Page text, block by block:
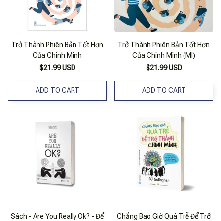
Trở Thành Phiên Bản Tốt Hơn
Của Chính Mình
$21.99 USD
ADD TO CART
Trở Thành Phiên Bản Tốt Hơn
Của Chính Mình (Ml)
$21.99 USD
ADD TO CART
Sách - Are You Really Ok? - Để Chẳng Bao Giờ Quá Trễ Để Trở